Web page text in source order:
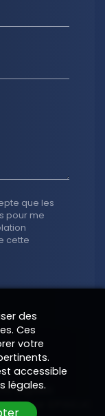
que les
pour me
cette
légales
par
des
Ces
votre
accessible
légales.